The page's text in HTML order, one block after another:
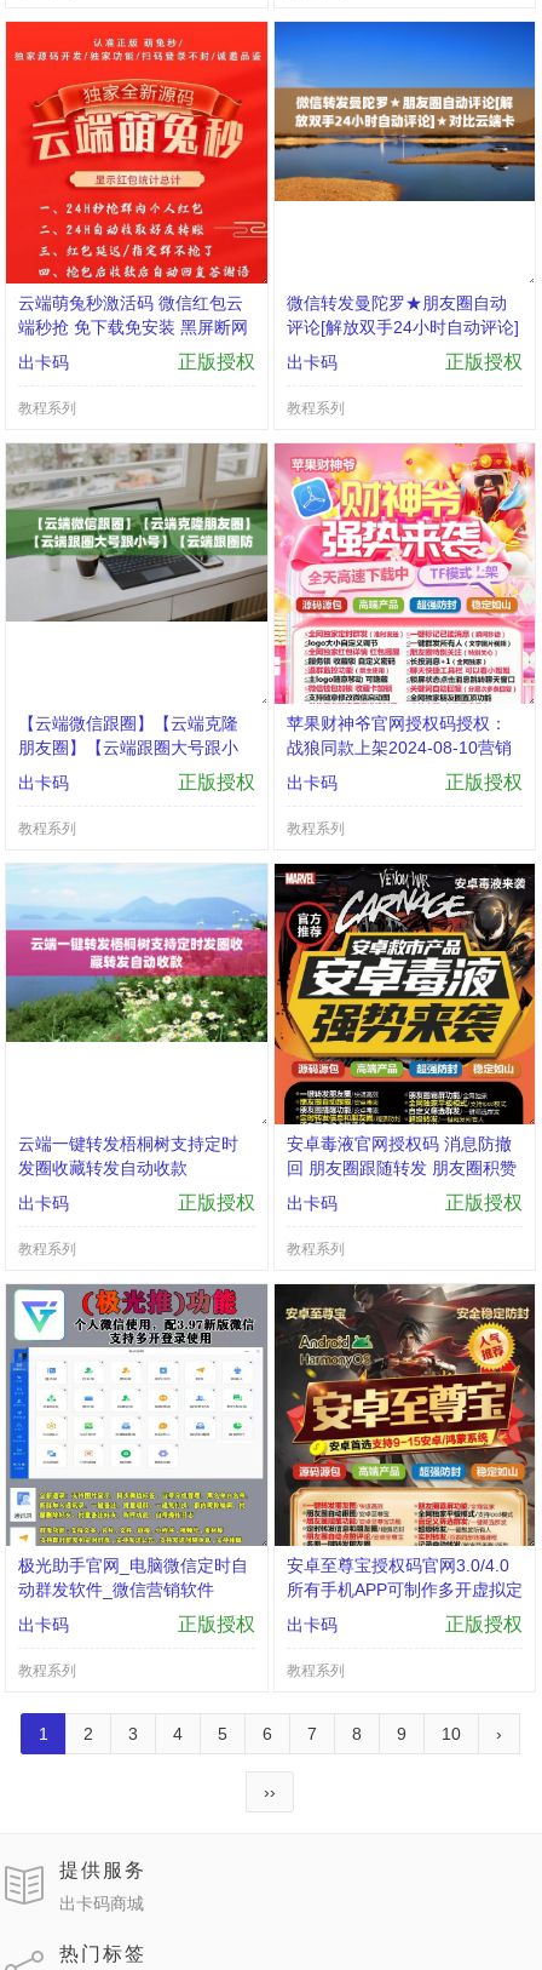
云端萌兔秒激活码 微信红包云
端秒抢 免下载免安装 黑屏断网
关机抢红包 自动收转账 指定群
不抢
出卡码 正版授权
教程系列
微信转发曼陀罗★朋友圈自动
评论[解放双手24小时自动评论]
★对比云端卡萨帝八戒云那个
好用
出卡码 正版授权
教程系列
【云端微信跟圈】【云端克隆
朋友圈】【云端跟圈大号跟小
号】【云端跟圈防封测试版】
出卡码 正版授权
教程系列
苹果财神爷官网授权码授权：
战狼同款上架2024-08-10营销
软件、出卡码商城和推推码商
城
出卡码 正版授权
教程系列
云端一键转发梧桐树支持定时
发圈收藏转发自动收款
出卡码
正版授权
教程系列
安卓毒液官网授权码 消息防撤
回 朋友圈跟随转发 朋友圈积赞
朋友圈假评论 pad登录模式 机
型模拟 虚拟定位全球穿越 万群
同步 语音转发 自动回复 自动抢
出卡码 正版授权
教程系列
极光助手官网_电脑微信定时自
动群发软件_微信营销软件
出卡码
正版授权
教程系列
安卓至尊宝授权码官网3.0/4.0
所有手机APP可制作多开虚拟定
位全球穿越共享位置分身转发
多开
出卡码 正版授权
教程系列
1 2 3 4 5 6 7 8 9 10 ›
››
提供服务
出卡码商城
热门标签